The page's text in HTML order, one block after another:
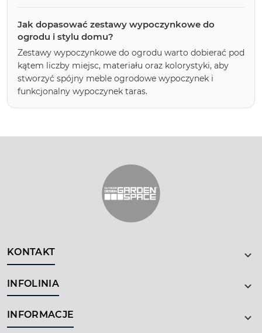
Jak dopasować zestawy wypoczynkowe do
ogrodu i stylu domu?
Zestawy wypoczynkowe do ogrodu warto dobierać pod
kątem liczby miejsc, materiału oraz kolorystyki, aby
stworzyć spójny meble ogrodowe wypoczynek i
funkcjonalny wypoczynek taras.
KONTAKT
INFOLINIA
INFORMACJE